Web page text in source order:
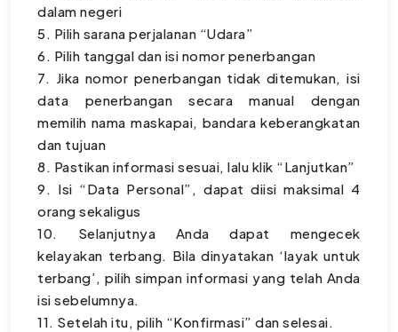
dalam negeri
5. Pilih sarana perjalanan “Udara”
6. Pilih tanggal dan isi nomor penerbangan
7. Jika nomor penerbangan tidak ditemukan, isi
data penerbangan secara manual dengan
memilih nama maskapai, bandara keberangkatan
dan tujuan
8. Pastikan informasi sesuai, lalu klik “Lanjutkan”
9. Isi “Data Personal”, dapat diisi maksimal 4
orang sekaligus
10. Selanjutnya Anda dapat mengecek
kelayakan terbang. Bila dinyatakan ‘layak untuk
terbang’, pilih simpan informasi yang telah Anda
isi sebelumnya.
11. Setelah itu, pilih “Konfirmasi” dan selesai.